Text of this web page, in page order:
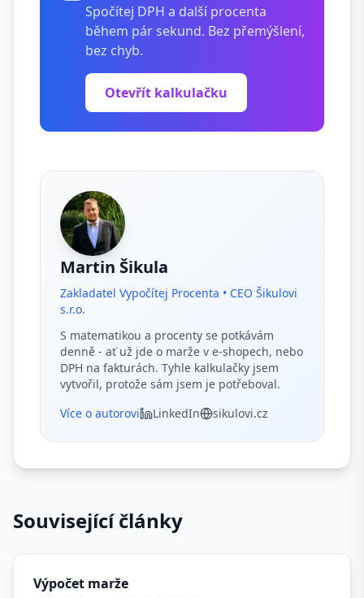
Spočítej DPH a další procenta
během pár sekund. Bez přemýšlení,
bez chyb.
Otevřít kalkulačku
Martin Šikula
Zakladatel Vypočítej Procenta • CEO Šikulovi
s.r.o.
S matematikou a procenty se potkávám
denně - ať už jde o marže v e-shopech, nebo
DPH na fakturách. Tyhle kalkulačky jsem
vytvořil, protože sám jsem je potřeboval.
Více o autorovi
LinkedIn sikulovi.cz
Související články
Výpočet marže